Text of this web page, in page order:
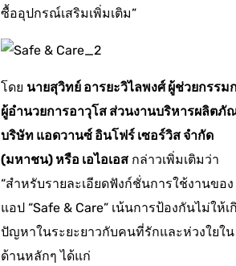
ซื้ออุปกรณ์เสริมเพิ่มเติม”
โดย นายสุวิทย์ อารยะวิไลพงศ์ ผู้ช่วยกรรม
ผู้อำนวยการอาวุโส ส่วนงานบริหารผลิตภั
บริษัท แอดวานซ์ อินโฟร์ เซอร์วิส จำกัด
(มหาชน) หรือ เอไอเอสกล่าวเพิ่มเติมว่า
“สำหรับรายละเอียดฟังก์ชั่นการใช้งานของ
แอป “Safe & Care” เน้นการป้องกันไม่ให้เ
ปัญหาในระยะยาวกับคนที่รักและห่วงใยใน
ด้านหลักๆ ได้แก่